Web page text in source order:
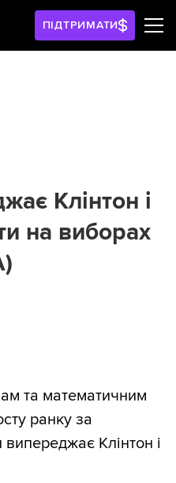
ПІДТРИМАТИ
Клінтон і
на виборах
та математичним
ранку за
Клінтон і